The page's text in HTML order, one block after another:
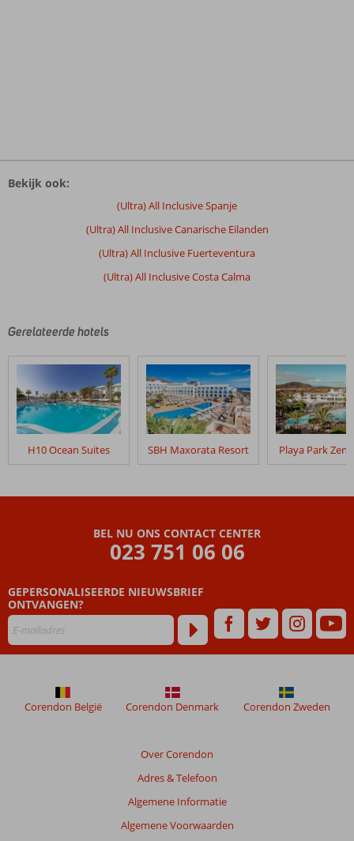
zijn
SBH
Calma
Resort
Beoordelingen
die
ouder
weergegeven
om
de
relevantie
beoordelingen
te
Bekijk ook:
(Ultra) All Inclusive Spanje
(Ultra) All Inclusive Canarische Eilanden
(Ultra) All Inclusive Fuerteventura
(Ultra) All Inclusive Costa Calma
Gerelateerde hotels
H10 Ocean Suites SBH Maxorata Resort Playa Park
BEL NU ONS CONTACT CENTER
023 751 06 06
GEPERSONALISEERDE NIEUWSBRIEF
ONTVANGEN?
Over Corendon
Adres & Telefoon
Algemene Informatie
Algemene Voorwaarden
Corendon België Corendon Denmark Corendon Zweden